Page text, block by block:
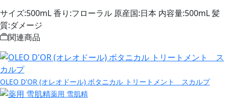
サイズ:500mL 香り:フローラル 原産国:日本 内容量:500mL 髪
質:ダメージ
関連商品
OLEO D'OR (オレオドール) ボタニカル トリートメント スカルプ
薬用 雪肌精